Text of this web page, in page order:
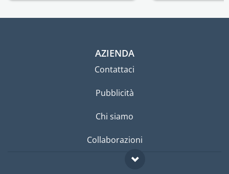
AZIENDA
Contattaci
Pubblicità
Chi siamo
Collaborazioni